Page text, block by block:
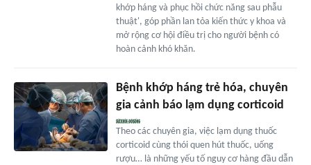
khớp háng và phục hồi chức năng sau phẫu
thuật', góp phần lan tỏa kiến thức y khoa và
mở rộng cơ hội điều trị cho người bệnh có
hoàn cảnh khó khăn.
Bệnh khớp háng trẻ hóa, chuyên
gia cảnh báo lạm dụng corticoid
Theo các chuyên gia, việc lạm dụng thuốc
corticoid cùng thói quen hút thuốc, uống
rượu… là những yếu tố nguy cơ hàng đầu dẫn